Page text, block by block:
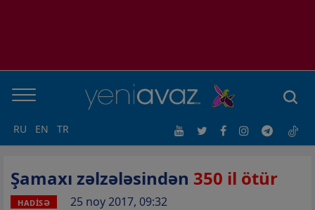
RU EN TR
Şamaxı zəlzələsindən 350 il ötür
HADİSƏ 25 noy 2017, 09:32